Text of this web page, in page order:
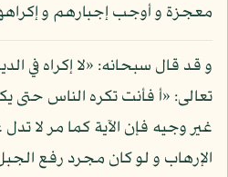
معجزة و أوجب إجبارهم و
غير وجيه فإن الآية كما مر لا
الإرهاب و لو كان مجرد رفع